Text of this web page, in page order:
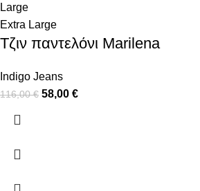
Large
Extra Large
Τζιν παντελόνι Marilena
Indigo Jeans
116,00€ 58,00 €